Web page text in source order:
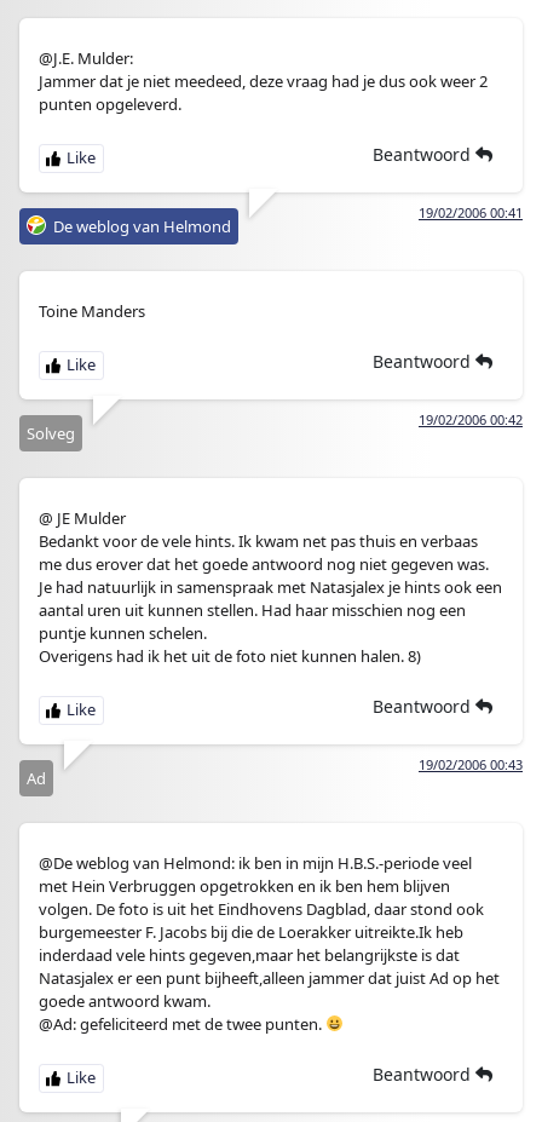
@J.E. Mulder:
Jammer dat je niet meedeed, deze vraag had je dus ook weer 2
punten opgeleverd.
Beantwoord
19/02/2006 00:41
De weblog van Helmond
Toine Manders
Beantwoord
19/02/2006 00:42
Solveg
@ JE Mulder
Bedankt voor de vele hints. Ik kwam net pas thuis en verbaas
me dus erover dat het goede antwoord nog niet gegeven was.
Je had natuurlijk in samenspraak met Natasjalex je hints ook een
aantal uren uit kunnen stellen. Had haar misschien nog een
puntje kunnen schelen.
Overigens had ik het uit de foto niet kunnen halen. 8)
Beantwoord
19/02/2006 00:43
Ad
@De weblog van Helmond: ik ben in mijn H.B.S.-periode veel
met Hein Verbruggen opgetrokken en ik ben hem blijven
volgen. De foto is uit het Eindhovens Dagblad, daar stond ook
burgemeester F. Jacobs bij die de Loerakker uitreikte.Ik heb
inderdaad vele hints gegeven,maar het belangrijkste is dat
Natasjalex er een punt bijheeft,alleen jammer dat juist Ad op het
goede antwoord kwam.
@Ad: gefeliciteerd met de twee punten.
Beantwoord